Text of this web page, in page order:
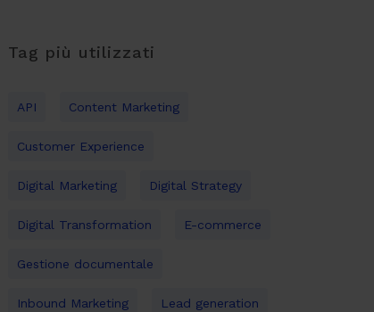
Tag più utilizzati
API Content Marketing
Customer Experience
Digital Marketing Digital Strategy
Digital Transformation E-commerce
Gestione documentale
Inbound Marketing Lead generation